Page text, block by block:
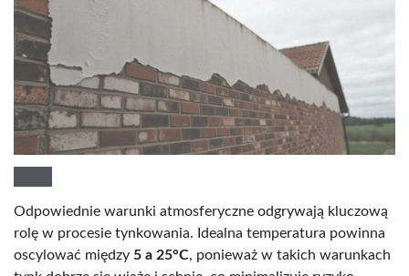
Odpowiednie warunki atmosferyczne odgrywają kluczową
rolę w procesie tynkowania. Idealna temperatura powinna
oscylować między 5 a 25°C, ponieważ w takich warunkach